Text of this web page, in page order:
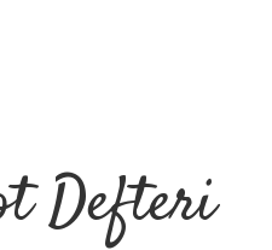
Defteri